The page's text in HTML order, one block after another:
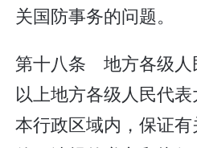
关国防事务的问题。
第十八条 地方各级人
以上地方各级人民代
本行政区域内，保证